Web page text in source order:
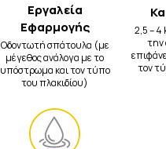
Εργαλεία
Εφαρμογής
Οδοντωτή σπάτουλα (με
μέγεθος ανάλογα με το
υπόστρωμα και τον τύπο
του πλακιδίου)
2,5 – 4
την
τον